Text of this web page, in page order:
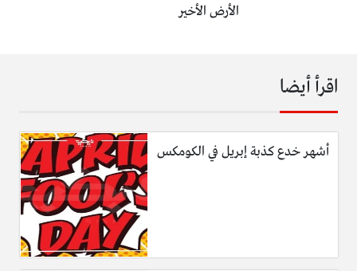
الأرض الأخير
اقرأ أيضا
أشهر خدع كذبة إبريل في الكومكس